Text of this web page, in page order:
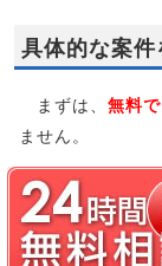
具体的な案
まずは、 無料で
ません。